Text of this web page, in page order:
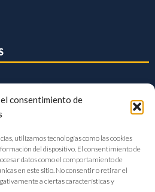
consentimiento de
utilizamos tecnologías como las cookies
del dispositivo. El consentimiento de
datos como el comportamiento de
en este sitio. No consentir o retirar el
a ciertas características y